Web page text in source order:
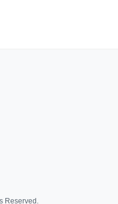
Reserved.